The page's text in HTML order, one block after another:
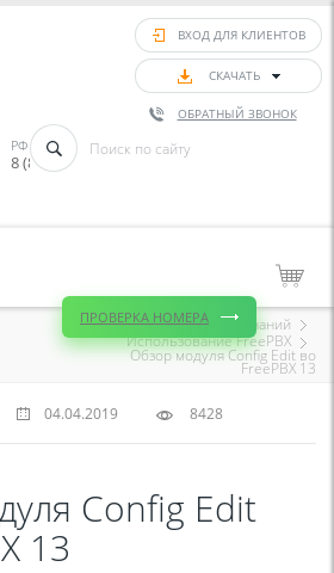
ВХОД ДЛЯ КЛИЕНТОВ
СКАЧАТЬ
ОБРАТНЫЙ ЗВОНОК
РФ (Звонок бесплатный):
8 (800) 333-75-33
Главная
База знаний
Использование FreePBX
Обзор модуля Config Edit во
FreePBX 13
04.04.2019 8428
Config Edit
13
ПРОВЕРКА НОМЕРА